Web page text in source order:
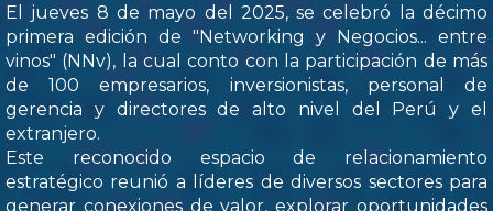
El jueves 8 de mayo del 2025, se celebró la décimo
primera edición de "Networking y Negocios... entre
vinos" (NNv), la cual conto con la participación de más
de 100 empresarios, inversionistas, personal de
gerencia y directores de alto nivel del Perú y el
extranjero.
Este reconocido espacio de relacionamiento
estratégico reunió a líderes de diversos sectores para
generar conexiones de valor, explorar oportunidades